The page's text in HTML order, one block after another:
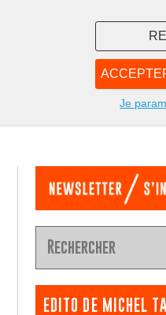
Je
EDITO DE MICHEL